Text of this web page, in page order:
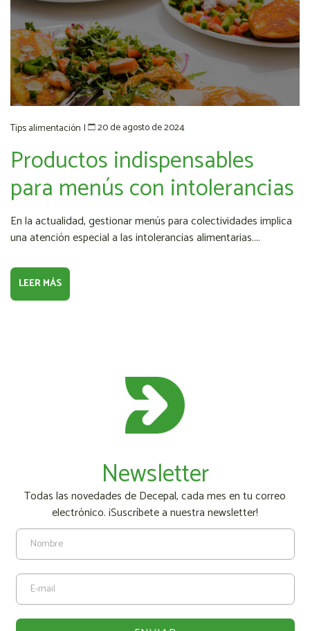
Tips alimentación | 20 de agosto de 2024
Productos indispensables
para menús con intolerancias
En la actualidad, gestionar menús para colectividades implica
una atención especial a las intolerancias alimentarias....
LEER MÁS
Newsletter
Todas las novedades de Decepal, cada mes en tu correo
electrónico. ¡Suscríbete a nuestra newsletter!